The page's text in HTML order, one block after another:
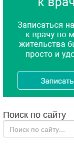
Поиск по сайту